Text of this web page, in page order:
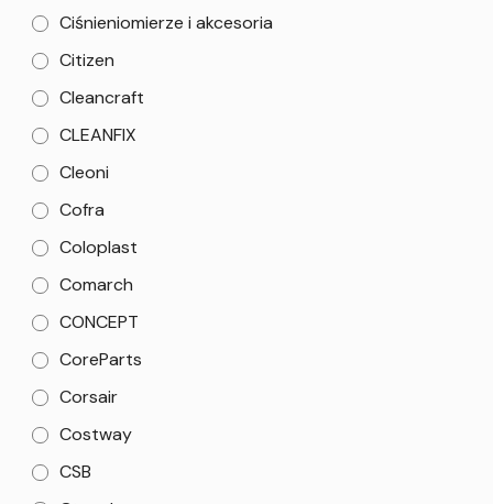
Ciśnieniomierze i akcesoria
Citizen
Cleancraft
CLEANFIX
Cleoni
Cofra
Coloplast
Comarch
CONCEPT
CoreParts
Corsair
Costway
CSB